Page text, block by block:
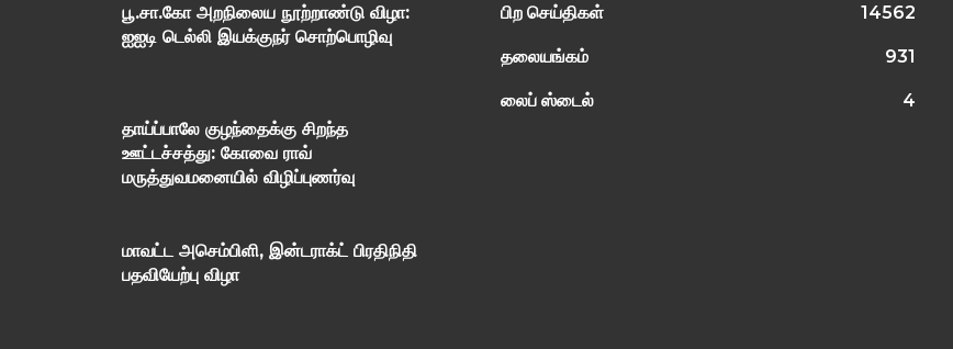
பூ.சா.கோ அறநிலைய நூற்றாண்டு விழா:
ஐஐடி டெல்லி இயக்குநர் சொற்பொழிவு
தாய்ப்பாலே குழந்தைக்கு சிறந்த
ஊட்டச்சத்து: கோவை ராவ்
மருத்துவமனையில் விழிப்புணர்வு
மாவட்ட அசெம்பிளி, இன்டராக்ட் பிரதிநிதி
பதவியேற்பு விழா
பிற செய்திகள் 14562
தலையங்கம் 931
லைப் ஸ்டைல் 4